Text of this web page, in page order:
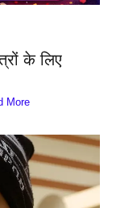
के लिए
More